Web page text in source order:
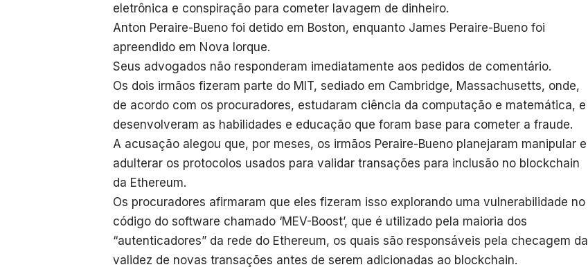
eletrônica e conspiração para cometer lavagem de dinheiro.
Anton Peraire-Bueno foi detido em Boston, enquanto James Peraire-Bueno foi
apreendido em Nova Iorque.
Seus advogados não responderam imediatamente aos pedidos de comentário.
Os dois irmãos fizeram parte do MIT, sediado em Cambridge, Massachusetts, onde,
de acordo com os procuradores, estudaram ciência da computação e matemática, e
desenvolveram as habilidades e educação que foram base para cometer a fraude.
A acusação alegou que, por meses, os irmãos Peraire-Bueno planejaram manipular e
adulterar os protocolos usados para validar transações para inclusão no blockchain
da Ethereum.
Os procuradores afirmaram que eles fizeram isso explorando uma vulnerabilidade no
código do software chamado ‘MEV-Boost’, que é utilizado pela maioria dos
“autenticadores” da rede do Ethereum, os quais são responsáveis pela checagem da
validez de novas transações antes de serem adicionadas ao blockchain.